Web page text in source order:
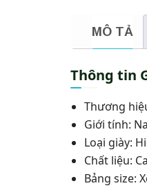
MÔ TẢ
Thông tin
Thương
Giới tính:
Loại giày:
Chất liệu:
Bảng size: